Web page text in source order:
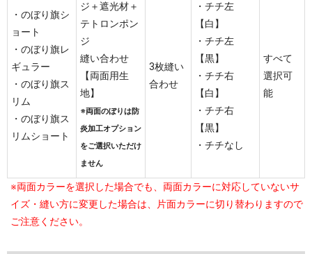
・のぼり旗シ
ョート
・のぼり旗レ
ギュラー
・のぼり旗ス
リム
・のぼり旗ス
リムショート
ジ＋遮光材＋
テトロンポン
ジ
縫い合わせ
【両面用生
地】
※両面のぼりは防
炎加工オプション
をご選択いただけ
ません
3枚縫い
合わせ
・チチ左
【白】
・チチ左
【黒】
・チチ右
【白】
・チチ右
【黒】
・チチなし
すべて
選択可
能
※両面カラーを選択した場合でも、両面カラーに対応していないサ
イズ・縫い方に変更した場合は、片面カラーに切り替わりますので
ご注意ください。